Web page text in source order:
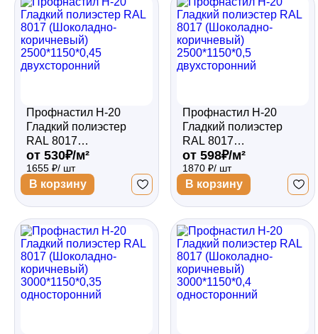
Профнастил Н-20
Гладкий полиэстер
RAL 8017
(Шоколадно-
коричневый)
2500*1150*0,45
двухсторонний
от 530₽/м²
1655 ₽/ шт
В корзину
Профнастил Н-20
Гладкий полиэстер
RAL 8017
(Шоколадно-
коричневый)
2500*1150*0,5
двухсторонний
от 598₽/м²
1870 ₽/ шт
В корзину